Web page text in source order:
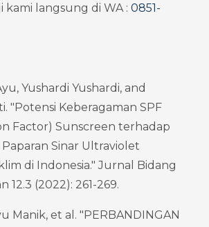
langsung di WA : 0851-
Yushardi Yushardi, and
"Potensi Keberagaman SPF
Factor) Sunscreen terhadap
Sinar Ultraviolet
di Indonesia." Jurnal Bidang
12.3 (2022): 261-269.
Manik, et al. "PERBANDINGAN